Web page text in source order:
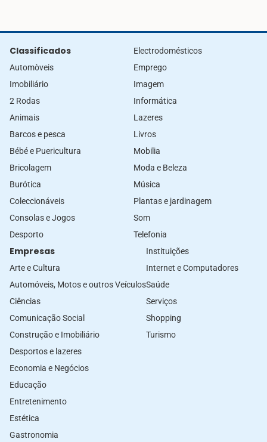
Classificados
Automòveis
Imobiliário
2 Rodas
Animais
Barcos e pesca
Bébé e Puericultura
Bricolagem
Burótica
Coleccionáveis
Consolas e Jogos
Desporto
Electrodomésticos
Emprego
Imagem
Informática
Lazeres
Livros
Mobilia
Moda e Beleza
Música
Plantas e jardinagem
Som
Telefonia
Empresas
Arte e Cultura
Automóveis, Motos e outros Veículos
Ciências
Comunicação Social
Construção e Imobiliário
Desportos e lazeres
Economia e Negócios
Educação
Entretenimento
Estética
Gastronomia
Instituições
Internet e Computadores
Saúde
Serviços
Shopping
Turismo